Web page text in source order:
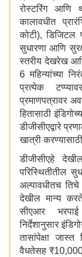
रोस्टरिंग आणि
कालावधीत
कोटी), डिजिटल
सुधारणा आणि
स्तरीय देखरेख
6 महिन्यांच्या
प्रत्येक
प्रमाणपत्रावर
हितासाठी
डीजीसीएद्वारे
खात्री
डीजीसीएहे
परिस्थितीतील
अल्पावधीतच
देखील मान्य
सीएआर भरपाई
निर्देशानुसार
तासांपेक्षा जास्त
वैधतेसह